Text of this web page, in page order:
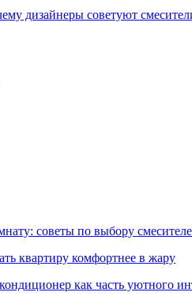
дизайнеры советуют
советы по выбору
квартиру комфортнее в жару
как часть уютного